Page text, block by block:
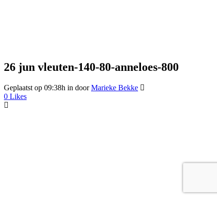
26 jun vleuten-140-80-anneloes-800
Geplaatst op 09:38h in doorMarieke Bekke
0 Likes